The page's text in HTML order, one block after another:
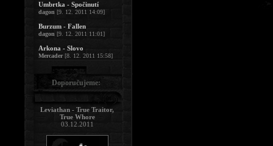
Umbrtka - Spočinutí
dagon [9. 12. 2011 14:09]
Burzum - Fallen
dagon [9. 12. 2011 11:01]
Arkona - Slovo
Mercader[8. 12. 2011 15:58]
Doporučujeme:
Leviathan - True Traitor,
True Whore
03.12.2011